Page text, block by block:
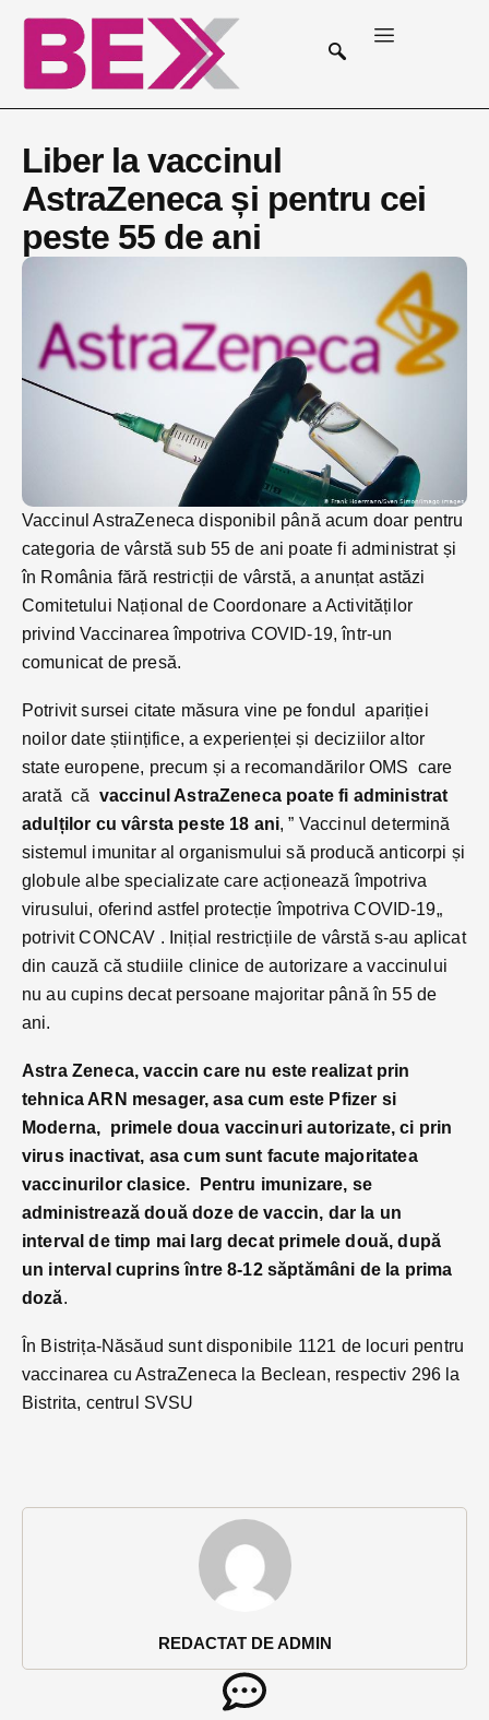
Liber la vaccinul
AstraZeneca și pentru cei
peste 55 de ani
REDACTAT DE ADMIN
Vaccinul AstraZeneca disponibil până acum doar pentru
categoria de vârstă sub 55 de ani poate fi administrat și
în România fără restricții de vârstă, a anunțat astăzi
Comitetului Național de Coordonare a Activităților
privind Vaccinarea împotriva COVID-19, într-un
comunicat de presă.
Potrivit sursei citate măsura vine pe fondul apariției
noilor date științifice, a experienței și deciziilor altor
state europene, precum și a recomandărilor OMS care
arată că vaccinul AstraZeneca poate fi administrat
adulților cu vârsta peste 18 ani, ” Vaccinul determină
sistemul imunitar al organismului să producă anticorpi și
globule albe specializate care acționează împotriva
virusului, oferind astfel protecție împotriva COVID-19„
potrivit CONCAV . Inițial restricțiile de vârstă s-au aplicat
din cauză că studiile clinice de autorizare a vaccinului
nu au cupins decat persoane majoritar până în 55 de
ani.
Astra Zeneca, vaccin care nu este realizat prin
tehnica ARN mesager, asa cum este Pfizer si
Moderna, primele doua vaccinuri autorizate, ci prin
virus inactivat, asa cum sunt facute majoritatea
vaccinurilor clasice. Pentru imunizare, se
administrează două doze de vaccin, dar la un
interval de timp mai larg decat primele două, după
un interval cuprins între 8-12 săptămâni de la prima
doză.
În Bistrița-Năsăud sunt disponibile 1121 de locuri pentru
vaccinarea cu AstraZeneca la Beclean, respectiv 296 la
Bistrita, centrul SVSU